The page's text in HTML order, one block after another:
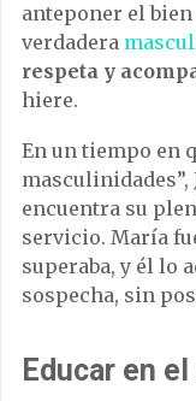
anteponer el
verdadera
respeta y
hiere.
En un tiempo en
masculinidades”,
encuentra su
servicio. María
superaba, y él lo
sospecha, sin
Educar en